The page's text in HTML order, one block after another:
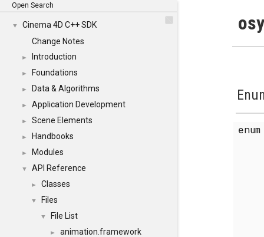
Open Search
▼
Cinema 4D C++ SDK
Change Notes
► Introduction
► Foundations
► Data & Algorithms
► Application Development
► Scene Elements
► Handbooks
► Modules
▼ API Reference
► Classes
▼ Files
▼ File List
► animation.framework